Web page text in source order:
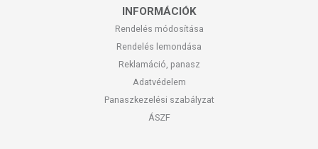
problémás ciklus esetén vagy félidőtől naponta 2 bögre Női tea
száraz, hűvös helyen, napfénytől elzárva.
a csomagoláson / terméken jelzett időpontig.
INFORMÁCIÓK
Rendelés módosítása
Rendelés lemondása
Reklamáció, panasz
Adatvédelem
Panaszkezelési szabályzat
ÁSZF